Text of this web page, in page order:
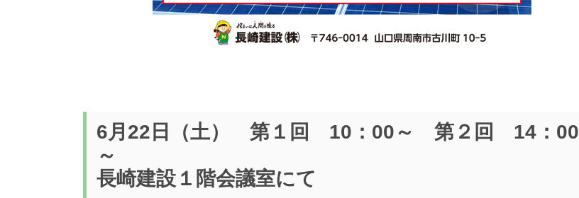
6月22日（土） 第１回 10：00～ 第２回 14：00
～
長崎建設１階会議室にて